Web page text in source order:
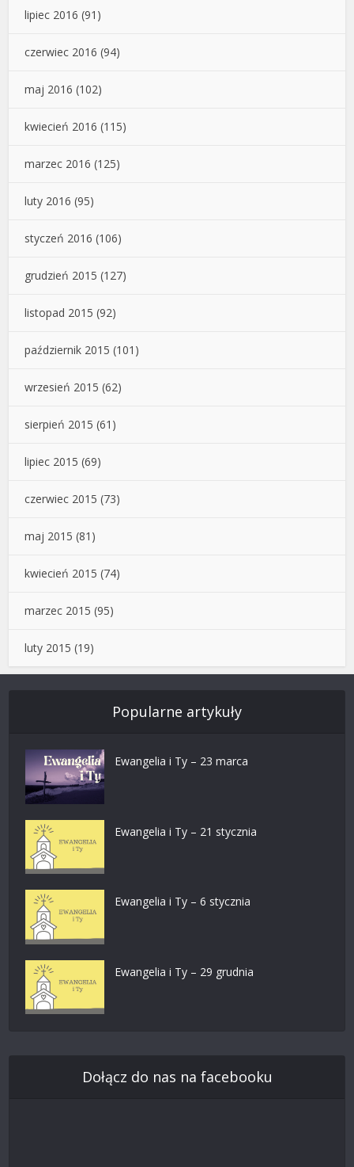
lipiec 2016 (91)
czerwiec 2016 (94)
maj 2016 (102)
kwiecień 2016 (115)
marzec 2016 (125)
luty 2016 (95)
styczeń 2016 (106)
grudzień 2015 (127)
listopad 2015 (92)
październik 2015 (101)
wrzesień 2015 (62)
sierpień 2015 (61)
lipiec 2015 (69)
czerwiec 2015 (73)
maj 2015 (81)
kwiecień 2015 (74)
marzec 2015 (95)
luty 2015 (19)
Popularne artykuły
Ewangelia i Ty – 23 marca
Ewangelia i Ty – 21 stycznia
Ewangelia i Ty – 6 stycznia
Ewangelia i Ty – 29 grudnia
Dołącz do nas na facebooku